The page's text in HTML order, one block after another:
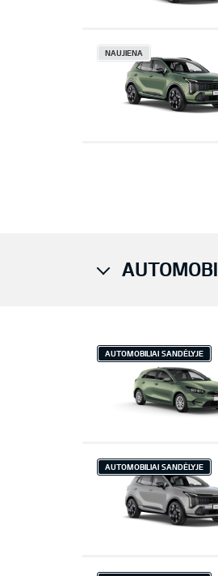
NAUJIENA
AUTOMOBILIAI SANDĖLYJE
AUTOMOBILIAI SANDĖLYJE